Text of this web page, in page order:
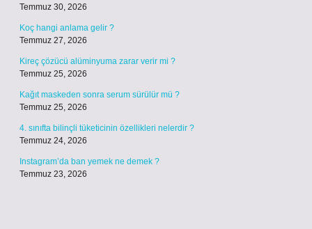
Temmuz 30, 2026
Koç hangi anlama gelir ?
Temmuz 27, 2026
Kireç çözücü alüminyuma zarar verir mi ?
Temmuz 25, 2026
Kağıt maskeden sonra serum sürülür mü ?
Temmuz 25, 2026
4. sınıfta bilinçli tüketicinin özellikleri nelerdir ?
Temmuz 24, 2026
Instagram’da ban yemek ne demek ?
Temmuz 23, 2026